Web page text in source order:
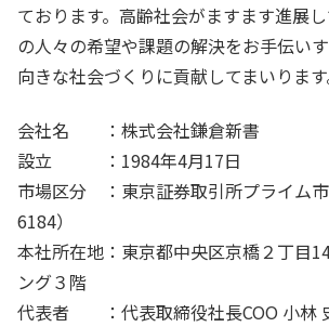
ております。高齢社会がますます進展
の人々の希望や課題の解決をお手伝い
向きな社会づくりに貢献してまいります
会社名 ：株式会社鎌倉新書
設立 ：1984年4月17日
市場区分 ：東京証券取引所プライム市
6184）
本社所在地：東京都中央区京橋２丁目
ング３階
代表者 ：代表取締役社長COO 小林